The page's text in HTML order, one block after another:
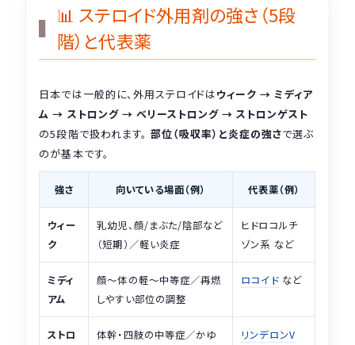
📊 ステロイド外用剤の強さ（5段
階）と代表薬
日本では一般的に、外用ステロイドはウィーク → ミディア
ム → ストロング → ベリーストロング → ストロンゲスト
の5段階で扱われます。 部位（吸収率）と炎症の強さで選ぶ
のが基本です。
強さ 向いている場面（例） 代表薬（例）
ウィー
ク
乳幼児、顔/まぶた/陰部など
（短期）／軽い炎症
ヒドロコルチ
ゾン系 など
ミディ
アム
顔〜体の軽〜中等症／再燃
しやすい部位の調整
ロコイドなど
ストロ
体幹・四肢の中等症／かゆ
リンデロンV